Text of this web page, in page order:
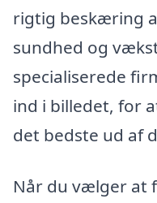
rigtig beskæring
sundhed og
specialiserede
ind i billedet, for
det bedste ud af
Når du vælger at